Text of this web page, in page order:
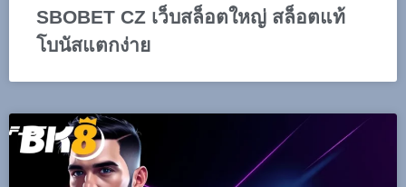
SBOBET CZ เว็บสล็อตใหญ่ สล็อตแท้
โบนัสแตกง่าย